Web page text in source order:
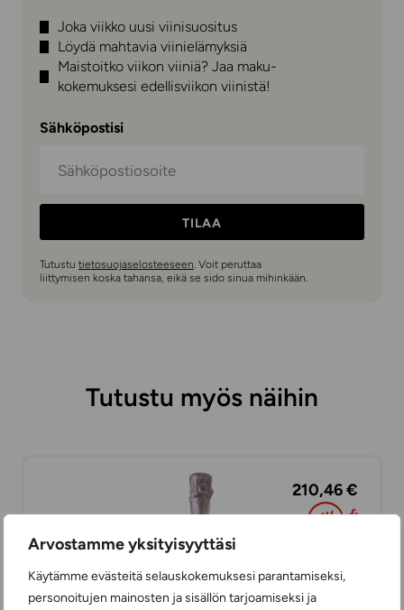
Arvostamme yksityisyyttäsi
Käytämme evästeitä selauskokemuksesi parantamiseksi,
personoitujen mainosten ja sisällön tarjoamiseksi ja
Joka viikko uusi viinisuositus
Löydä mahtavia viinielämyksiä
Maistoitko viikon viiniä? Jaa maku-
kokemuksesi edellisviikon viinistä!
Sähköpostisi
TILAA
Tutustu tietosuojaselosteeseen. Voit peruttaa
liittymisen koska tahansa, eikä se sido sinua mihinkään.
Tutustu myös näihin
210,46 €